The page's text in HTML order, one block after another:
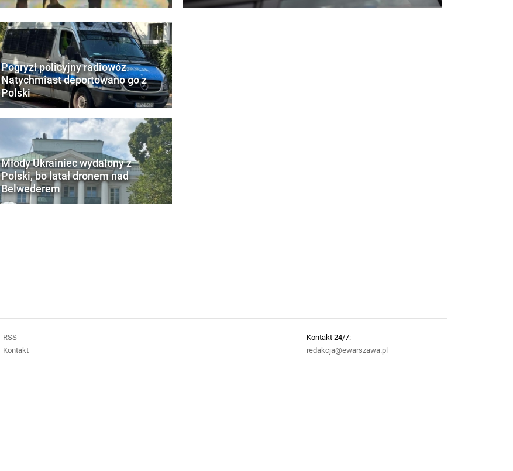
Pogryzł policyjny radiowóz.
Natychmiast deportowano go z
Polski
Młody Ukrainiec wydalony z
Polski, bo latał dronem nad
Belwederem
RSS
Kontakt
Kontakt 24/7:
redakcja@ewarszawa.pl